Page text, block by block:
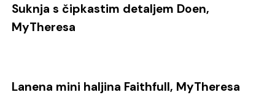
Suknja s čipkastim detaljem Doen,
MyTheresa
Lanena mini haljina Faithfull, MyTheresa